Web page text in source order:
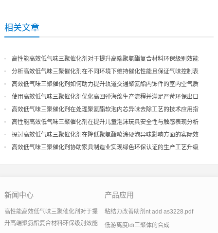
相关文章
高性能高效低气味三聚催化剂对于提升高端聚氨酯复合材料环保级别效能
分析高效低气味三聚催化剂在不同环境下维持催化性能且保证气味控制表
现
高效低气味三聚催化剂如何助力提升轨道交通聚氨酯内饰件的室内空气质
量
使用高效低气味三聚催化剂优化高回弹海绵生产流程并满足严苛环保出口
高效低气味三聚催化剂在处理聚氨酯软泡内芯异味去除工艺的技术应用指
导
高性能高效低气味三聚催化剂在提升儿童泡沫玩具安全性与触感表现分析
探讨高效低气味三聚催化剂在降低聚氨酯喷涂硬泡异味影响方面的实际效
果
高效低气味三聚催化剂协助家具制造业实现绿色环保认证的生产工艺升级
新闻中心
高性能高效低气味三聚催化剂对于提
升高端聚氨酯复合材料环保级别效能
产品应用
粘结力改善助剂nt add as3228.pdf
低游离度tdi三聚体的合成